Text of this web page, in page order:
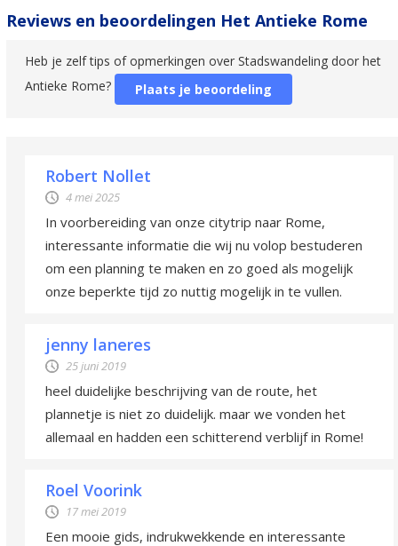
Reviews en beoordelingen Het Antieke Rome
Heb je zelf tips of opmerkingen over Stadswandeling door het
Antieke Rome?
Plaats je beoordeling
Robert Nollet
4 mei 2025
In voorbereiding van onze citytrip naar Rome,
interessante informatie die wij nu volop bestuderen
om een planning te maken en zo goed als mogelijk
onze beperkte tijd zo nuttig mogelijk in te vullen.
jenny laneres
25 juni 2019
heel duidelijke beschrijving van de route, het
plannetje is niet zo duidelijk. maar we vonden het
allemaal en hadden een schitterend verblijf in Rome!
Roel Voorink
17 mei 2019
Een mooie gids, indrukwekkende en interessante